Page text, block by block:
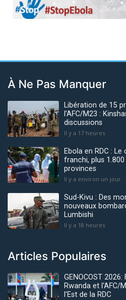
Previous
À Ne Pas Manquer
Libération de 15
l’AFC/M23 :
discussions
Il y a 17 heures
Ebola en RDC :
franchi, plus
provinces
Il y a environ un jour
Sud-Kivu : Des
nouveaux
Lumbishi
Il y a 18 heures
Articles Populaires
GENOCOST
Rwanda et l'AFC/
l'Est de la RDC